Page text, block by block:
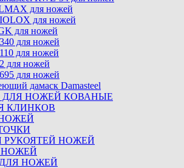
для ножей
для ножей
для ножей
для ножей
для ножей
для ножей
для ножей
дамаск Damasteel
ДЛЯ НОЖЕЙ КОВАНЫЕ
КЛИНКОВ
РУКОЯТЕЙ НОЖЕЙ
НОЖЕЙ
НОЖЕЙ